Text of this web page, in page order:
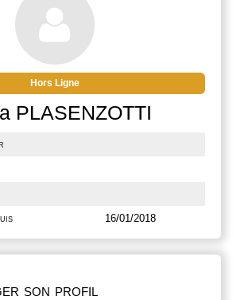
Hors Ligne
PLASENZOTTI
16/01/2018
son profil